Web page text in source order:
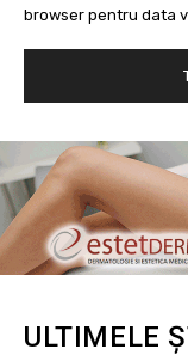
browser pentru data
ULTIMELE